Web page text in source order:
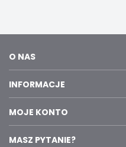
O NAS
INFORMACJE
MOJE KONTO
MASZ PYTANIE?